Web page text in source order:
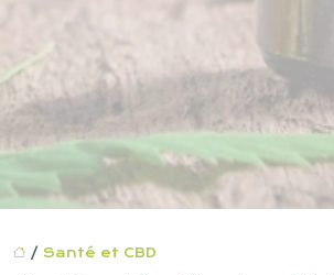
/ Santé et CBD